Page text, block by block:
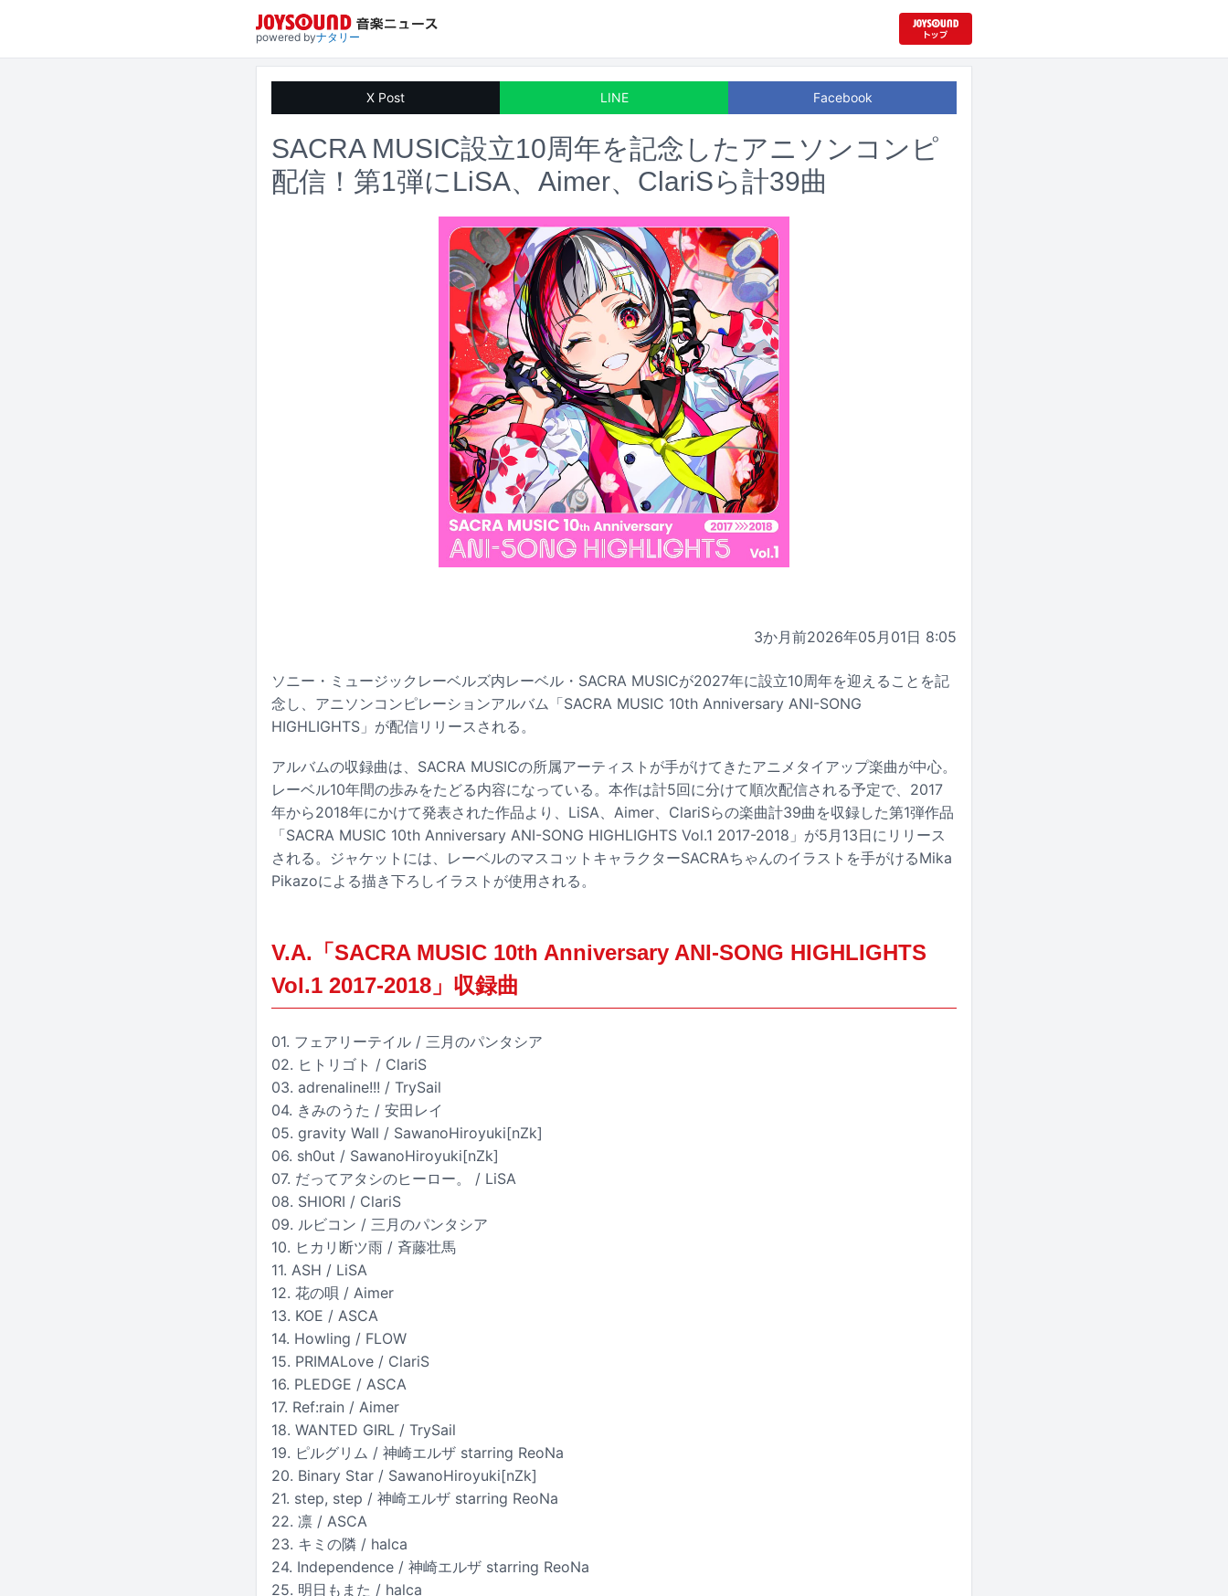
powered byナタリー
X Post LINE Facebook
SACRA MUSIC設立10周年を記念したアニソンコンピ
配信！第1弾にLiSA、Aimer、ClariSら計39曲
3か月前2026年05月01日 8:05
ソニー・ミュージックレーベルズ内レーベル・SACRA MUSICが2027年に設立10周年を迎えることを記
念し、アニソンコンピレーションアルバム「SACRA MUSIC 10th Anniversary ANI-SONG
HIGHLIGHTS」が配信リリースされる。
アルバムの収録曲は、SACRA MUSICの所属アーティストが手がけてきたアニメタイアップ楽曲が中心。
レーベル10年間の歩みをたどる内容になっている。本作は計5回に分けて順次配信される予定で、2017
年から2018年にかけて発表された作品より、LiSA、Aimer、ClariSらの楽曲計39曲を収録した第1弾作品
「SACRA MUSIC 10th Anniversary ANI-SONG HIGHLIGHTS Vol.1 2017-2018」が5月13日にリリース
される。ジャケットには、レーベルのマスコットキャラクターSACRAちゃんのイラストを手がけるMika
Pikazoによる描き下ろしイラストが使用される。
V.A.「SACRA MUSIC 10th Anniversary ANI-SONG HIGHLIGHTS
Vol.1 2017-2018」収録曲
01. フェアリーテイル / 三月のパンタシア
02. ヒトリゴト / ClariS
03. adrenaline!!! / TrySail
04. きみのうた / 安田レイ
05. gravity Wall / SawanoHiroyuki[nZk]
06. sh0ut / SawanoHiroyuki[nZk]
07. だってアタシのヒーロー。 / LiSA
08. SHIORI / ClariS
09. ルビコン / 三月のパンタシア
10. ヒカリ断ツ雨 / 斉藤壮馬
11. ASH / LiSA
12. 花の唄 / Aimer
13. KOE / ASCA
14. Howling / FLOW
15. PRIMALove / ClariS
16. PLEDGE / ASCA
17. Ref:rain / Aimer
18. WANTED GIRL / TrySail
19. ピルグリム / 神崎エルザ starring ReoNa
20. Binary Star / SawanoHiroyuki[nZk]
21. step, step / 神崎エルザ starring ReoNa
22. 凛 / ASCA
23. キミの隣 / halca
24. Independence / 神崎エルザ starring ReoNa
25. 明日もまた / halca